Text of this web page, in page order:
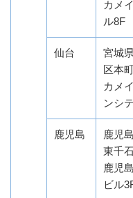
カメ
ル8F
仙台
宮城
区本
カメ
ンシ
鹿児島
鹿児
東千
鹿児
ビル